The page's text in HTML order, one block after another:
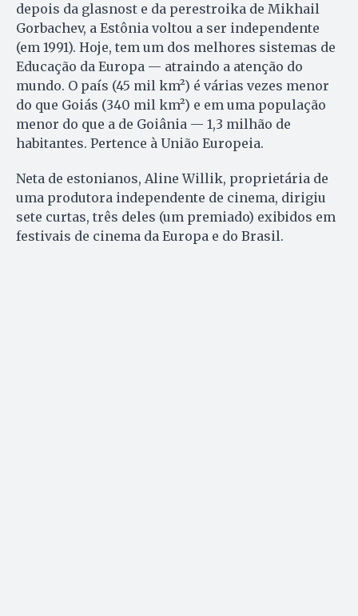
depois da glasnost e da perestroika de Mikhail
Gorbachev, a Estônia voltou a ser independente
(em 1991). Hoje, tem um dos melhores sistemas de
Educação da Europa — atraindo a atenção do
mundo. O país (45 mil km²) é várias vezes menor
do que Goiás (340 mil km²) e em uma população
menor do que a de Goiânia — 1,3 milhão de
habitantes. Pertence à União Europeia.
Neta de estonianos, Aline Willik, proprietária de
uma produtora independente de cinema, dirigiu
sete curtas, três deles (um premiado) exibidos em
festivais de cinema da Europa e do Brasil.